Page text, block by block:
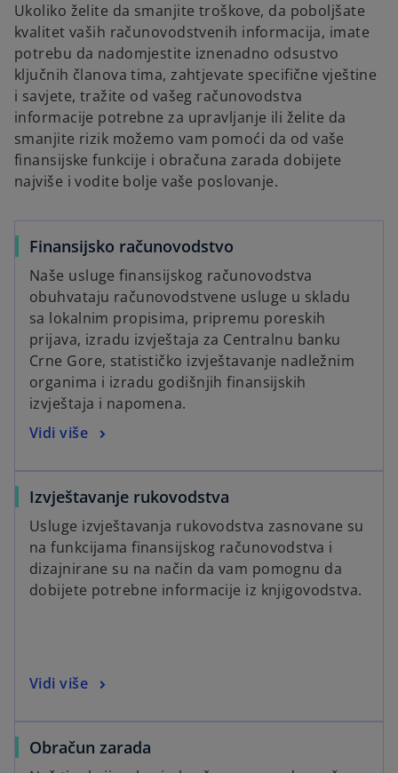
Ukoliko želite da smanjite troškove, da poboljšate
kvalitet vaših računovodstvenih informacija, imate
potrebu da nadomjestite iznenadno odsustvo
ključnih članova tima, zahtjevate specifične vještine
i savjete, tražite od vašeg računovodstva
informacije potrebne za upravljanje ili želite da
smanjite rizik možemo vam pomoći da od vaše
finansijske funkcije i obračuna zarada dobijete
najviše i vodite bolje vaše poslovanje.
Finansijsko računovodstvo
Naše usluge finansijskog računovodstva
obuhvataju računovodstvene usluge u skladu
sa lokalnim propisima, pripremu poreskih
prijava, izradu izvještaja za Centralnu banku
Crne Gore, statističko izvještavanje nadležnim
organima i izradu godišnjih finansijskih
izvještaja i napomena.
Vidi više
Izvještavanje rukovodstva
Usluge izvještavanja rukovodstva zasnovane su
na funkcijama finansijskog računovodstva i
dizajnirane su na način da vam pomognu da
dobijete potrebne informacije iz knjigovodstva.
Vidi više
Obračun zarada